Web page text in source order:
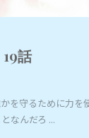
19話
を守るために力を
なんだろ ...